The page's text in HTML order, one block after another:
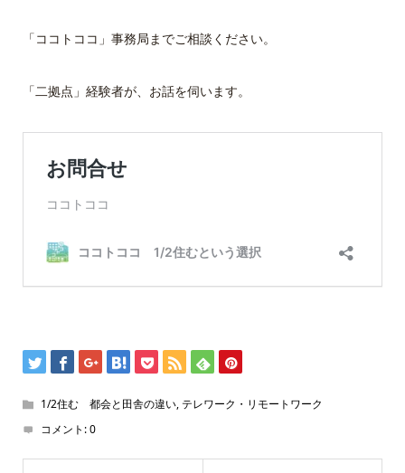
「ココトココ」事務局までご相談ください。
「二拠点」経験者が、お話を伺います。
1/2住む 都会と田舎の違い,テレワーク・リモートワーク
コメント:0